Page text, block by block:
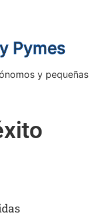
Pymes
y pequeñas